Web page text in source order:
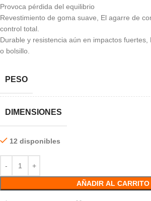
Provoca pérdida del equilibrio
Revestimiento de goma suave, El agarre de
control total.
Durable y resistencia aún en impactos fuertes,
o bolsillo.
PESO
DIMENSIONES
12 disponibles
AÑADIR AL CARRITO